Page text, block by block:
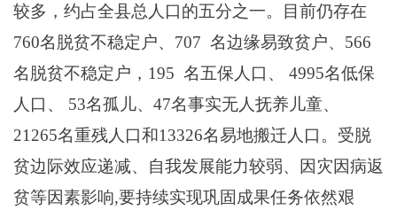
较多，约占全县总人口的五分之一。目前仍存在
760名脱贫不稳定户、707 名边缘易致贫 户、 566
名脱贫不稳定户，195 名五保人口、 4995名低保
人口、
53名孤儿、 47名事实无人抚养儿童、
21265名重残人口和13326名易地搬迁人口。受脱
贫边际效应递减、自我发展能力较弱、因灾因病返
贫等因素影响,要持续实现巩固成果任务依然艰